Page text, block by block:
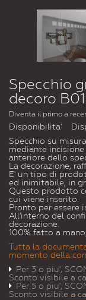
Specchio
decoro
Diventa il primo a
Disponibilita'
Specchio su
mediante
anteriore dello
La decorazione,
E' un tipo di
ed inimitabile, in
Questo prodotto
cui viene inserito.
Pronto per essere
All'interno del
decorazione.
100% fatto a
Tutta la
momento della
Per 3 o piu',
Sconto visibile a
Per 5 o piu',
Sconto visibile a